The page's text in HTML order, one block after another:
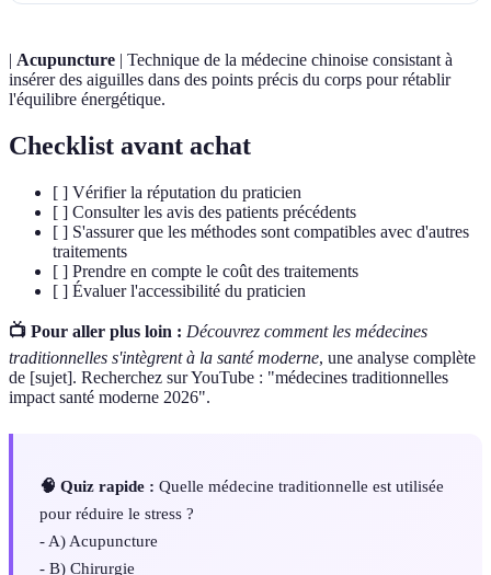
| Acupuncture | Technique de la médecine chinoise consistant à
insérer des aiguilles dans des points précis du corps pour rétablir
l'équilibre énergétique.
Checklist avant achat
[ ] Vérifier la réputation du praticien
[ ] Consulter les avis des patients précédents
[ ] S'assurer que les méthodes sont compatibles avec d'autres
traitements
[ ] Prendre en compte le coût des traitements
[ ] Évaluer l'accessibilité du praticien
📺 Pour aller plus loin : Découvrez comment les médecines
traditionnelles s'intègrent à la santé moderne, une analyse complète
de [sujet]. Recherchez sur YouTube : "médecines traditionnelles
impact santé moderne 2026".
🧠 Quiz rapide : Quelle médecine traditionnelle est utilisée
pour réduire le stress ?
- A) Acupuncture
- B) Chirurgie